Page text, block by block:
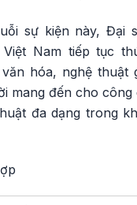
sự kiện này, Đại
Việt Nam tiếp tục
hóa, nghệ thuật
mang đến cho
đa dạng trong